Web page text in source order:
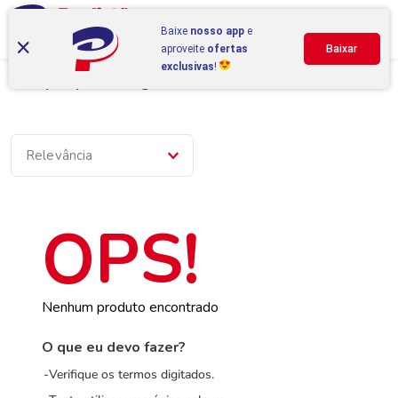
Relevância
Nenhum produto encontrado
O que eu devo fazer?
Verifique os termos digitados.
Baixe nosso app e
aproveite ofertas
exclusivas!
Baixar